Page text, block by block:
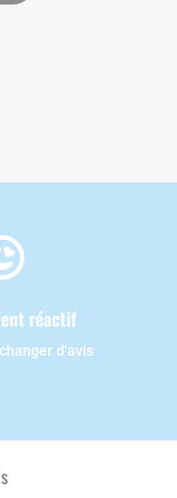
réactif
d'avis